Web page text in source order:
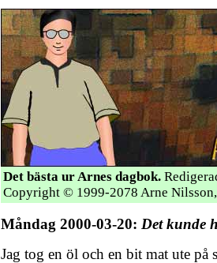
Det bästa ur Arnes dagbok.
Copyright © 1999-2078 Arne
Måndag 2000-03-20: Det kunde
Jag tog en öl och en bit mat ute på